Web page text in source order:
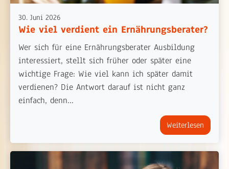
30. Juni 2026
Wie viel verdient ein Ernährungsberater?
Wer sich für eine Ernährungsberater Ausbildung
interessiert, stellt sich früher oder später eine
wichtige Frage: Wie viel kann ich später damit
verdienen? Die Antwort darauf ist nicht ganz
einfach, denn...
Weiterlesen